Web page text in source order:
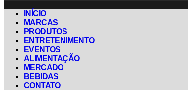
INÍCIO
MARCAS
PRODUTOS
ENTRETENIMENTO
EVENTOS
ALIMENTAÇÃO
MERCADO
BEBIDAS
CONTATO